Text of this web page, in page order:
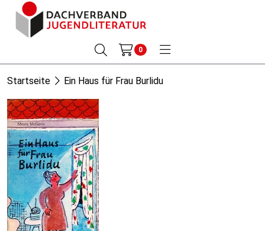
0
Startseite Ein Haus für Frau Burlidu